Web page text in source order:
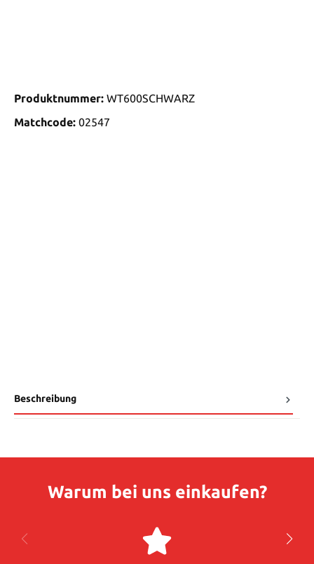
Produktnummer: WT600SCHWARZ
Matchcode: 02547
Beschreibung
Warum bei uns einkaufen?